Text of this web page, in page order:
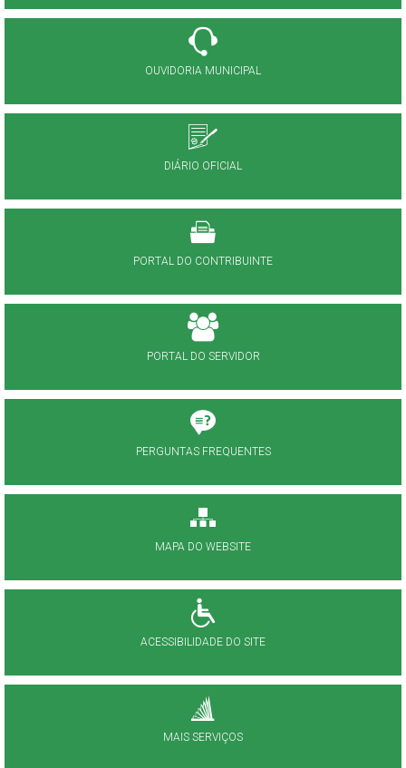
OUVIDORIA MUNICIPAL
DIÁRIO OFICIAL
PORTAL DO CONTRIBUINTE
PORTAL DO SERVIDOR
PERGUNTAS FREQUENTES
MAPA DO WEBSITE
ACESSIBILIDADE DO SITE
MAIS SERVIÇOS